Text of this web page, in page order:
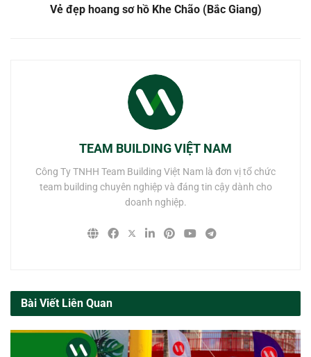
Vẻ đẹp hoang sơ hồ Khe Chão (Bắc Giang)
TEAM BUILDING VIỆT NAM
Công Ty TNHH Team Building Việt Nam là đơn vị tổ chức
team building chuyên nghiệp và đáng tin cậy dành cho
doanh nghiệp.
Bài Viết Liên Quan